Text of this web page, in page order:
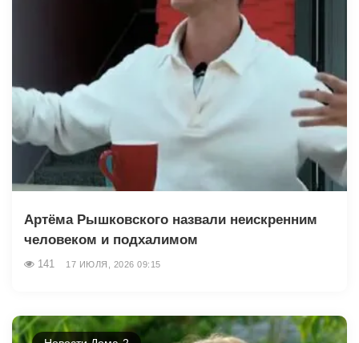
Артёма Рышковского назвали неискренним
человеком и подхалимом
141 17 ИЮЛЯ, 2026 09:15